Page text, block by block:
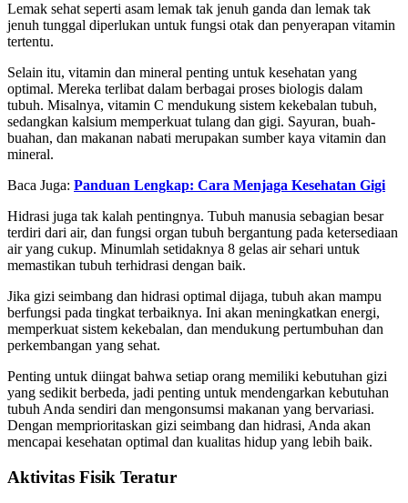
Lemak sehat seperti asam lemak tak jenuh ganda dan lemak tak
jenuh tunggal diperlukan untuk fungsi otak dan penyerapan vitamin
tertentu.
Selain itu, vitamin dan mineral penting untuk kesehatan yang
optimal. Mereka terlibat dalam berbagai proses biologis dalam
tubuh. Misalnya, vitamin C mendukung sistem kekebalan tubuh,
sedangkan kalsium memperkuat tulang dan gigi. Sayuran, buah-
buahan, dan makanan nabati merupakan sumber kaya vitamin dan
mineral.
Baca Juga: Panduan Lengkap: Cara Menjaga Kesehatan Gigi
Hidrasi juga tak kalah pentingnya. Tubuh manusia sebagian besar
terdiri dari air, dan fungsi organ tubuh bergantung pada ketersediaan
air yang cukup. Minumlah setidaknya 8 gelas air sehari untuk
memastikan tubuh terhidrasi dengan baik.
Jika gizi seimbang dan hidrasi optimal dijaga, tubuh akan mampu
berfungsi pada tingkat terbaiknya. Ini akan meningkatkan energi,
memperkuat sistem kekebalan, dan mendukung pertumbuhan dan
perkembangan yang sehat.
Penting untuk diingat bahwa setiap orang memiliki kebutuhan gizi
yang sedikit berbeda, jadi penting untuk mendengarkan kebutuhan
tubuh Anda sendiri dan mengonsumsi makanan yang bervariasi.
Dengan memprioritaskan gizi seimbang dan hidrasi, Anda akan
mencapai kesehatan optimal dan kualitas hidup yang lebih baik.
Aktivitas Fisik Teratur